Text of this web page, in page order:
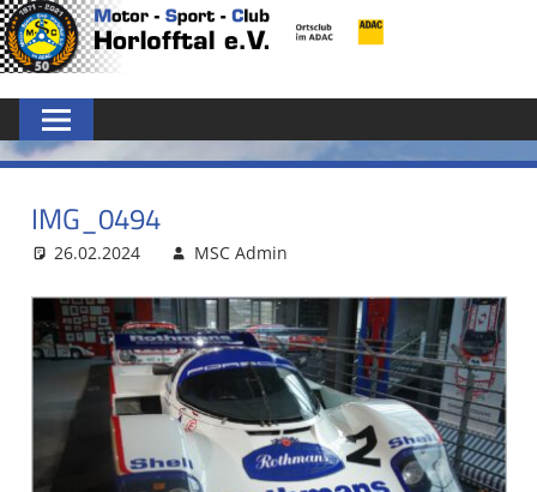
Zum
Inhalt
MSC
HORLOFFTAL
E.V.
IMG_0494
26.02.2024 MSC Admin